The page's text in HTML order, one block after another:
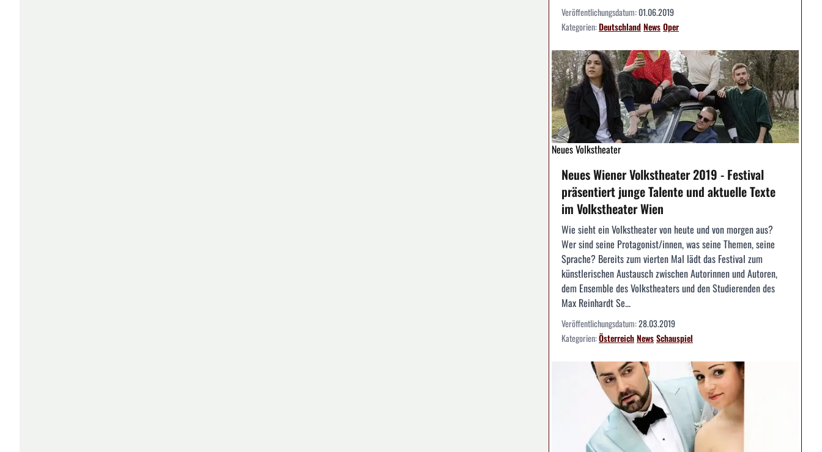
Veröffentlichungsdatum:01.06.2019
Kategorien:DeutschlandNewsOper
Neues Volkstheater
Neues Wiener Volkstheater 2019 - Festival
präsentiert junge Talente und aktuelle Texte
im Volkstheater Wien
Wie sieht ein Volkstheater von heute und von morgen aus?
Wer sind seine Protagonist/innen, was seine Themen, seine
Sprache? Bereits zum vierten Mal lädt das Festival zum
künstlerischen Austausch zwischen Autorinnen und Autoren,
dem Ensemble des Volkstheaters und den Studierenden des
Max Reinhardt Se...
Veröffentlichungsdatum:28.03.2019
Kategorien:ÖsterreichNewsSchauspiel